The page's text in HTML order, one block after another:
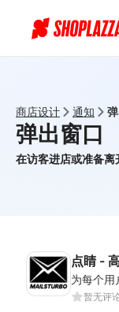
商店设计 通知
弹出窗口
在访客进店或准备
点睛 -
暂无评